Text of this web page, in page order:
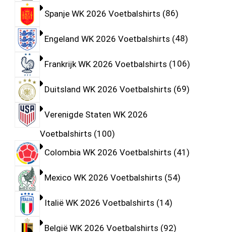
Spanje WK 2026 Voetbalshirts 86
Engeland WK 2026 Voetbalshirts 48
Frankrijk WK 2026 Voetbalshirts 106
Duitsland WK 2026 Voetbalshirts 69
Verenigde Staten WK 2026
Voetbalshirts 100
Colombia WK 2026 Voetbalshirts 41
Mexico WK 2026 Voetbalshirts 54
Italië WK 2026 Voetbalshirts 14
België WK 2026 Voetbalshirts 92